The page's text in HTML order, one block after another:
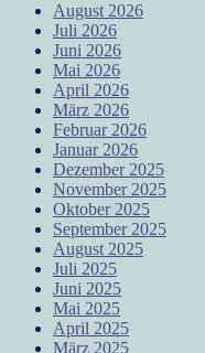
August 2026
Juli 2026
Juni 2026
Mai 2026
April 2026
März 2026
Februar 2026
Januar 2026
Dezember 2025
November 2025
Oktober 2025
September 2025
August 2025
Juli 2025
Juni 2025
Mai 2025
April 2025
März 2025